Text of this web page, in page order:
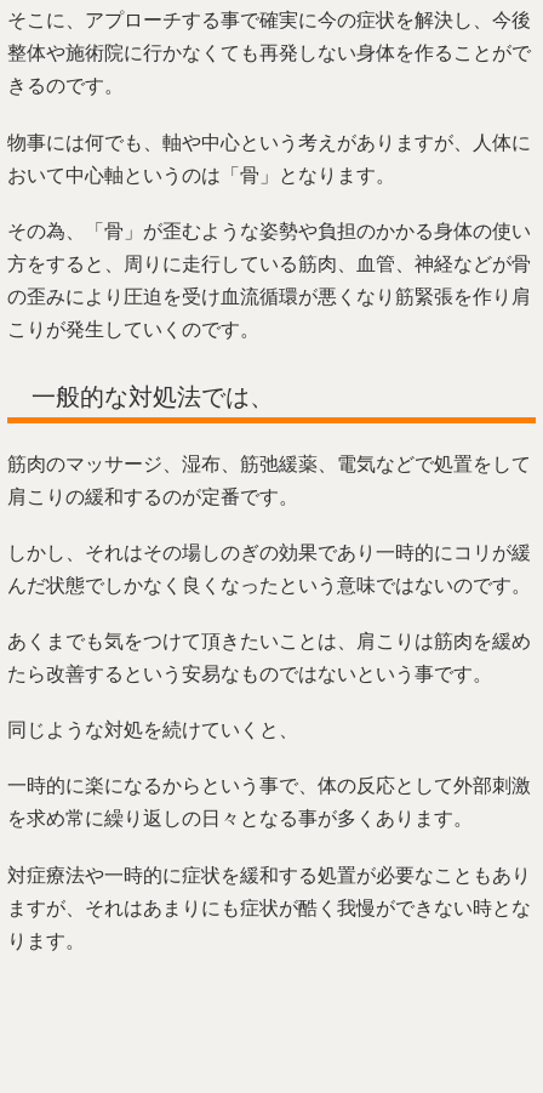
そこに、アプローチする事で確実に今の症状を解決し、今後
整体や施術院に行かなくても再発しない身体を作ることがで
きるのです。
物事には何でも、軸や中心という考えがありますが、人体に
おいて中心軸というのは「骨」となります。
その為、「骨」が歪むような姿勢や負担のかかる身体の使い
方をすると、周りに走行している筋肉、血管、神経などが骨
の歪みにより圧迫を受け血流循環が悪くなり筋緊張を作り肩
こりが発生していくのです。
一般的な対処法では、
筋肉のマッサージ、湿布、筋弛緩薬、電気などで処置をして
肩こりの緩和するのが定番です。
しかし、それはその場しのぎの効果であり一時的にコリが緩
んだ状態でしかなく良くなったという意味ではないのです。
あくまでも気をつけて頂きたいことは、肩こりは筋肉を緩め
たら改善するという安易なものではないという事です。
同じような対処を続けていくと、
一時的に楽になるからという事で、体の反応として外部刺激
を求め常に繰り返しの日々となる事が多くあります。
対症療法や一時的に症状を緩和する処置が必要なこともあり
ますが、それはあまりにも症状が酷く我慢ができない時とな
ります。